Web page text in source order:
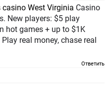
West Virginia Casino
New players: $5 play
hot games + up to $1K
real money, chase real
Ответить